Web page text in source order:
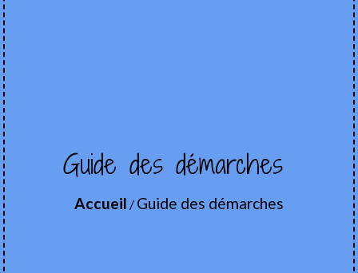
Guide des démarches
Accueil / Guide des démarches